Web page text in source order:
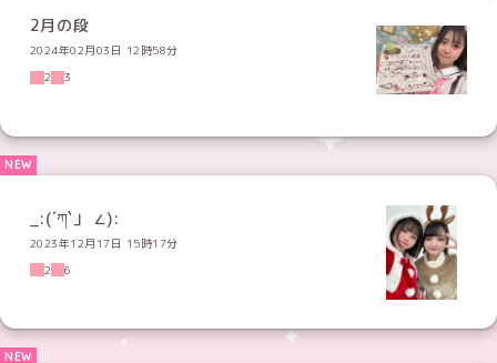
2月の段
2024年02月03日 12時58分
2
3
_:(´ཀ`」 ∠):
2023年12月17日 15時17分
2
6